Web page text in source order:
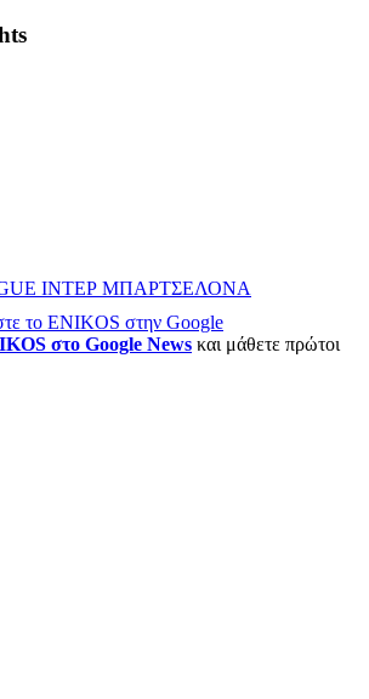
ΙΝΤΕΡ ΜΠΑΡΤΣΕΛΟΝΑ
το ENIKOS στην Google
στο Google News και μάθετε πρώτοι